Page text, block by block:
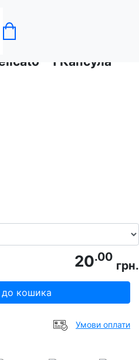
Nespresso
- 1 Капсула
20.00
грн.
кошика
Умови оплати